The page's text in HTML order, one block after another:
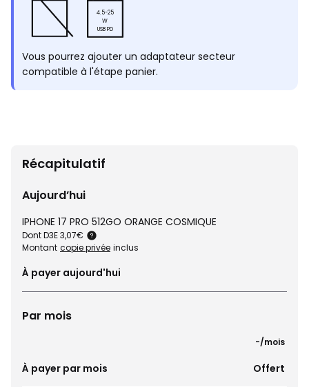
4.5-25
W
USB PD
Vous pourrez ajouter un adaptateur secteur
compatible à l'étape panier.
Récapitulatif
Aujourd’hui
IPHONE 17 PRO 512GO ORANGE COSMIQUE
Dont D3E 3,07€
Montant copie privée inclus
À payer aujourd'hui
Par mois
-/mois
À payer par mois Offert